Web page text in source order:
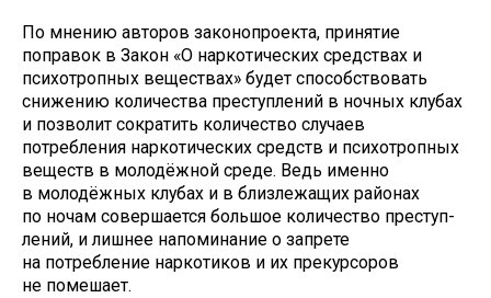
По мнению авторов законопроекта, принятие
поправок в Закон «О наркотических средствах и
психотропных веществах» будет способствовать
снижению количества преступлений в ночных клубах
и позволит сократить количество случаев
потребления нар­котических средств и психотропных
веществ в молодёжной среде. Ведь именно
в молодёжных клубах и в близлежащих районах
по ночам совершается большое количество преступ­
лений, и лишнее напоминание о запрете
на потребление нар­котиков и их прекурсоров
не помешает.